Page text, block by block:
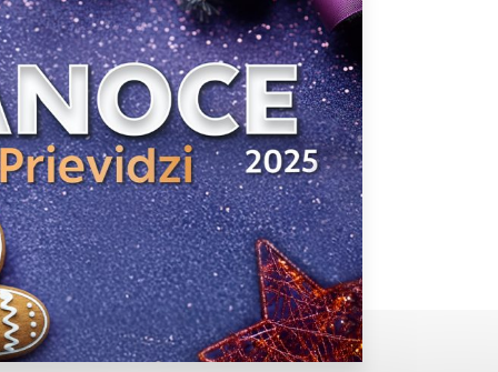
aktivite a
Vaše prihlásenie
uplatniteľnými
oblastiam